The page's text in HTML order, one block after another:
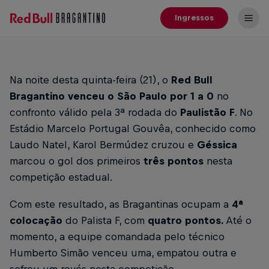
Ingressos
Na noite desta quinta-feira (21), o Red Bull
Bragantino venceu o São Paulo por 1 a 0 no
confronto válido pela 3ª rodada do Paulistão F. No
Estádio Marcelo Portugal Gouvêa, conhecido como
Laudo Natel, Karol Bermúdez cruzou e Géssica
marcou o gol dos primeiros três pontos nesta
competição estadual.
Com este resultado, as Bragantinas ocupam a 4ª
colocação do Palista F, com quatro pontos. Até o
momento, a equipe comandada pelo técnico
Humberto Simão venceu uma, empatou outra e